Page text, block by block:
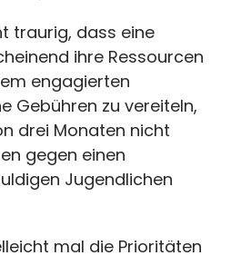
traurig, dass eine
ihre Ressourcen
engagierten
Gebühren zu vereiteln,
drei Monaten nicht
gegen einen
Jugendlichen
mal die Prioritäten